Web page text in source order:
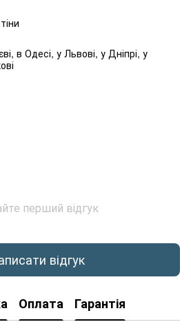
в Одесі, у Львові, у Дніпрі, у
перший відгук
відгук
Оплата Гарантія